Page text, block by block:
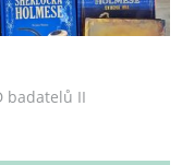
badatelů II